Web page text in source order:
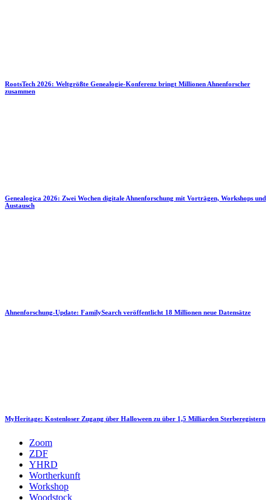
RootsTech 2026: Weltgrößte Genealogie-Konferenz bringt Millionen Ahnenforscher
zusammen
Genealogica 2026: Zwei Wochen digitale Ahnenforschung mit Vorträgen, Workshops und
Austausch
Ahnenforschung-Update: FamilySearch veröffentlicht 18 Millionen neue Datensätze
MyHeritage: Kostenloser Zugang über Halloween zu über 1,5 Milliarden Sterberegistern
Zoom
ZDF
YHRD
Wortherkunft
Workshop
Woodstock